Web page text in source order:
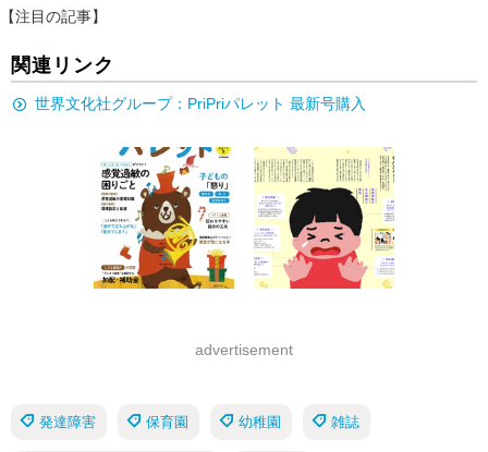
【注目の記事】
関連リンク
世界文化社グループ：PriPriパレット 最新号購入
advertisement
発達障害 保育園 幼稚園 雑誌